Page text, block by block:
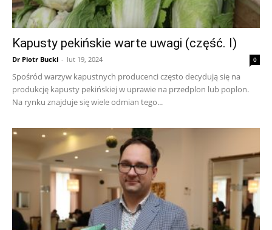
Kapusty pekińskie warte uwagi (część. I)
Dr Piotr Bucki - lut 19, 2024 0
Spośród warzyw kapustnych producenci często decydują się na
produkcję kapusty pekińskiej w uprawie na przedplon lub poplon.
Na rynku znajduje się wiele odmian tego...